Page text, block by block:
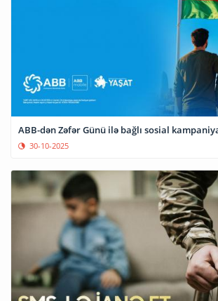
ABB-dən Zəfər Günü ilə bağlı sosial
30-10-2025